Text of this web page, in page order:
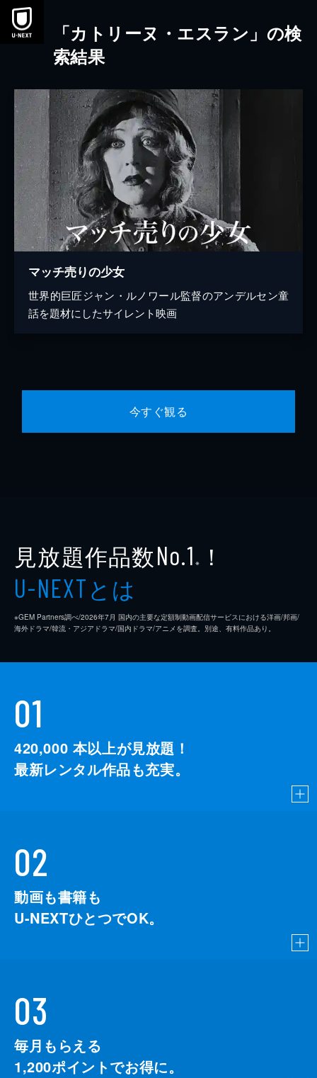
本文へスキップ
「カトリーヌ・エスラン」の検
索結果
マッチ売りの少女
世界的巨匠ジャン・ルノワール監督のアンデルセン童
話を題材にしたサイレント映画
今すぐ観る
見放題作品数No.1 ※ ！
U-NEXTとは
※GEM Partners調べ/2026年7⽉ 国内の主要な定額制動画配信サービスにおける洋画/邦画/
海外ドラマ/韓流・アジアドラマ/国内ドラマ/アニメを調査。別途、有料作品あり。
01
420,000 本以上が見放題！
最新レンタル作品も充実。
02
動画も書籍も
U-NEXTひとつでOK。
03
毎月もらえる
1,200ポイントでお得に。